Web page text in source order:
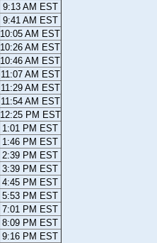
9:13 AM EST
9:41 AM EST
10:05 AM EST
10:26 AM EST
10:46 AM EST
11:07 AM EST
11:29 AM EST
11:54 AM EST
12:25 PM EST
1:01 PM EST
1:46 PM EST
2:39 PM EST
3:39 PM EST
4:45 PM EST
5:53 PM EST
7:01 PM EST
8:09 PM EST
9:16 PM EST